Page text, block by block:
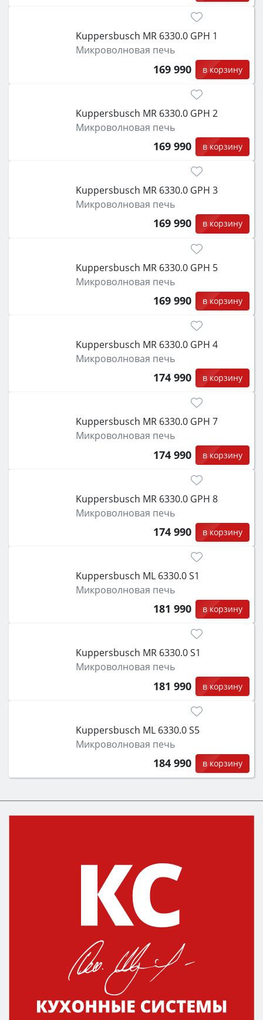
Kuppersbusch MR 6330.0 GPH 1
Микроволновая печь
169 990 в корзину
Kuppersbusch MR 6330.0 GPH 2
Микроволновая печь
169 990 в корзину
Kuppersbusch MR 6330.0 GPH 3
Микроволновая печь
169 990 в корзину
Kuppersbusch MR 6330.0 GPH 5
Микроволновая печь
169 990 в корзину
Kuppersbusch MR 6330.0 GPH 4
Микроволновая печь
174 990 в корзину
Kuppersbusch MR 6330.0 GPH 7
Микроволновая печь
174 990 в корзину
Kuppersbusch MR 6330.0 GPH 8
Микроволновая печь
174 990 в корзину
Kuppersbusch ML 6330.0 S1
Микроволновая печь
181 990 в корзину
Kuppersbusch MR 6330.0 S1
Микроволновая печь
181 990 в корзину
Kuppersbusch ML 6330.0 S5
Микроволновая печь
184 990 в корзину